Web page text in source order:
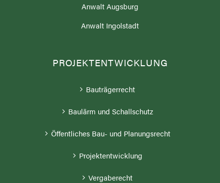
Anwalt Augsburg
Anwalt Ingolstadt
PROJEKTENTWICKLUNG
Bauträgerrecht
Baulärm und Schallschutz
Öffentliches Bau- und Planungsrecht
Projektentwicklung
Vergaberecht